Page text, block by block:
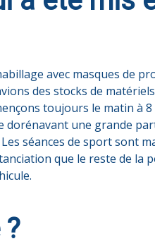
avec masques de
des stocks de
toujours le matin à
dorénavant une grande
séances de sport sont
que le reste de la